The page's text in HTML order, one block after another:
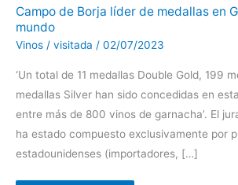
Campo de Borja líder de medallas en
mundo
Vinos / visitada / 02/07/2023
‘Un total de 11 medallas Double Gold, 199
medallas Silver han sido concedidas en
entre más de 800 vinos de garnacha’. El
ha estado compuesto exclusivamente por
estadounidenses (importadores, […]
Campo
de
Borja
líder
de
en
Garnachas
del
mundo